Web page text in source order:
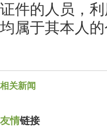
证件的人员，
均属于其本人
相关新闻
友情链接